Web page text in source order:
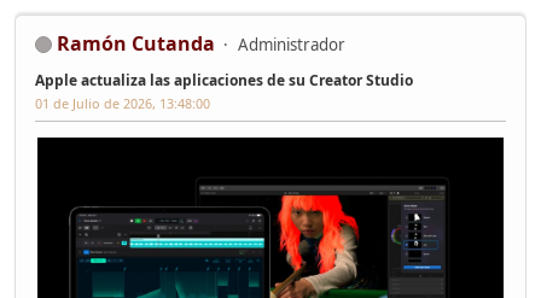
Ramón Cutanda Administrador
Apple actualiza las aplicaciones de su Creator Studio
01 de Julio de 2026, 13:48:00